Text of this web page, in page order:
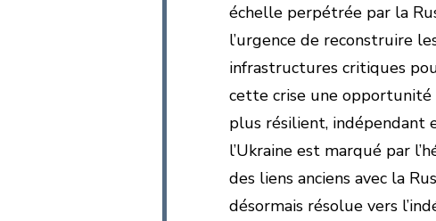
échelle perpétrée par la
l’urgence de reconstruire
infrastructures critiques
cette crise une
plus résilient, indépendant
l’Ukraine est marqué par
des liens anciens avec la
désormais résolue vers